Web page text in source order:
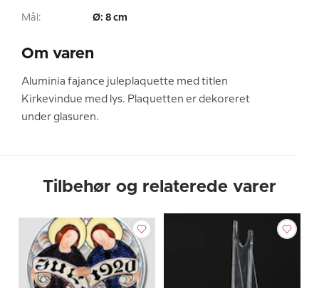
Mål: Ø: 8 cm
Om varen
Aluminia fajance juleplaquette med titlen
Kirkevindue med lys. Plaquetten er dekoreret
under glasuren.
Tilbehør og relaterede varer